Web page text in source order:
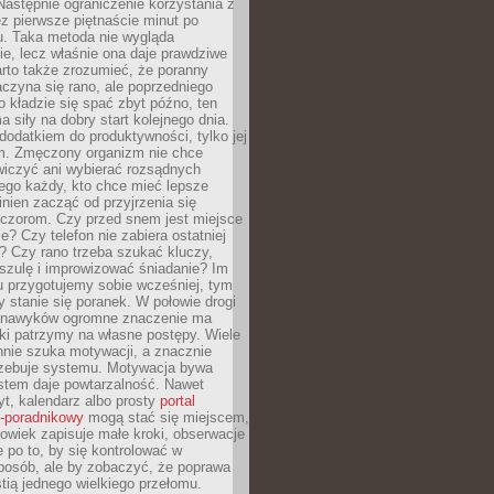
ograniczenie korzystania z
pierwsze piętnaście minut po
Taka metoda nie wygląda
lecz właśnie ona daje prawdziwe
także zrozumieć, że poranny
się rano, ale poprzedniego
kładzie się spać zbyt późno, ten
siły na dobry start kolejnego dnia.
do produktywności, tylko jej
Zmęczony organizm nie chce
ani wybierać rozsądnych
każdy, kto chce mieć lepsze
zacząć od przyjrzenia się
Czy przed snem jest miejsce
Czy telefon nie zabiera ostatniej
Czy rano trzeba szukać kluczy,
i improwizować śniadanie? Im
przygotujemy sobie wcześniej, tym
stanie się poranek. W połowie drogi
ogromne znaczenie ma
patrzymy na własne postępy. Wiele
szuka motywacji, a znacznie
systemu. Motywacja bywa
daje powtarzalność. Nawet
kalendarz albo prosty portal
mogą stać się miejscem,
zapisuje małe kroki, obserwacje
po to, by się kontrolować w
ale by zobaczyć, że poprawa
jednego wielkiego przełomu.